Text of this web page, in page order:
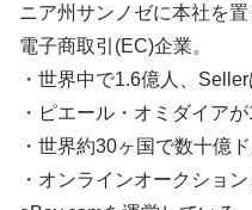
ニア州サンノゼに本社を
電子商取引(EC)企業。
・世界中で1.6億人、Seller
・ピエール・オミダイアが
・世界約30ヶ国で数十億
・オンラインオークショ